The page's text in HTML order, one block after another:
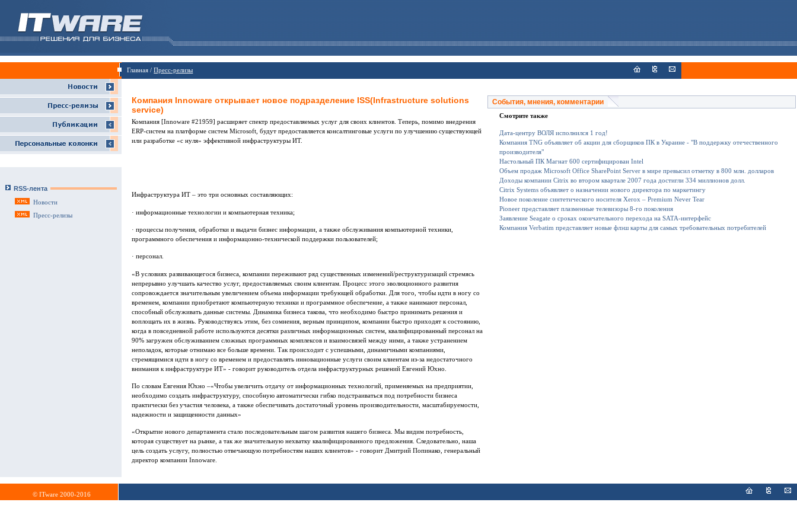
Главная /Пресс-релизы
RSS-лента
Новости
Пресс-релизы
Компания Innoware открывает новое подразделение ISS(Infrastructure solutions
service)
Компания [Innoware #21959] расширяет спектр предоставляемых услуг для своих клиентов. Теперь, помимо внедрения
ERP-систем на платформе систем Microsoft, будут предоставляется консалтинговые услуги по улучшению существующей
или разработке «с нуля» эффективной инфраструктуры ИТ.
Инфраструктура ИТ – это три основных составляющих:
· информационные технологии и компьютерная техника;
· процессы получения, обработки и выдачи бизнес информации, а также обслуживания компьютерной техники,
программного обеспечения и информацонно-технической поддержки пользователей;
· персонал.
«В условиях развивающегося бизнеса, компании переживают ряд существенных изменений/реструктуризаций стремясь
непрерывно улучшать качество услуг, предоставляемых своим клиентам. Процесс этого эволюционного развития
сопровождается значительным увеличением объема информации требующей обработки. Для того, чтобы идти в ногу со
временем, компании приобретают компьютерную техники и программное обеспечение, а также нанимают персонал,
способный обслуживать данные системы. Динамика бизнеса такова, что необходимо быстро принимать решения и
воплощать их в жизнь. Руководствуясь этим, без сомнения, верным принципом, компании быстро приходят к состоянию,
когда в повседневной работе используются десятки различных информационных систем, квалифицированный персонал на
90% загружен обслуживанием сложных программных комплексов и взаимосвязей между ними, а также устранением
неполадок, которые отнимаю все больше времени. Так происходит с успешными, динамичными компаниями,
стремящимися идти в ногу со временем и предоставлять инновационные услуги своим клиентам из-за недостаточного
внимания к инфраструктуре ИТ» - говорит руководитель отдела инфраструктурных решений Евгений Юхно.
По словам Евгения Юхно –«Чтобы увеличить отдачу от информационных технологий, применяемых на предприятии,
необходимо создать инфраструктуру, способную автоматически гибко подстраиваться под потребности бизнеса
практически без участия человека, а также обеспечивать достаточный уровень производительности, масштабируемости,
надежности и защищенности данных»
«Открытие нового департамента стало последовательным шагом развития нашего бизнеса. Мы видим потребность,
которая существует на рынке, а так же значительную нехватку квалифицированного предложения. Следовательно, наша
цель создать услугу, полностью отвечающую потребностям наших клиентов» - говорит Дмитрий Попинако, генеральный
директор компании Innoware.
События, мнения, комментарии
Смотрите также
Дата-центру ВОЛЯ исполнился 1 год!
Компания TNG объявляет об акции для сборщиков ПК в Украине - "В поддержку отечественного
производителя"
Настольный ПК Магнат 600 сертифицирован Intel
Объем продаж Microsoft Office SharePoint Server в мире превысил отметку в 800 млн. долларов
Доходы компании Citrix во втором квартале 2007 года достигли 334 миллионов долл.
Citrix Systems объявляет о назначении нового директора по маркетингу
Новое поколение синтетического носителя Xerox – Premium Never Tear
Pioneer представляет плазменные телевизоры 8-го поколения
Заявление Seagate о сроках окончательного перехода на SATA-интерфейс
Компания Verbatim представляет новые флэш карты для самых требовательных потребителей
© ITware 2000-2016